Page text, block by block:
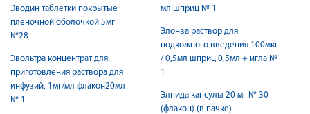
Эводин таблетки покрытые
пленочной оболочкой 5мг
№28
Эвольтра концентрат для
приготовления раствора для
инфузий, 1мг/мл флакон20мл
№ 1
мл шприц № 1
Элонва раствор для
подкожного введения 100мкг
/ 0,5мл шприц 0,5мл + игла №
1
Элпида капсулы 20 мг № 30
(флакон) (в пачке)